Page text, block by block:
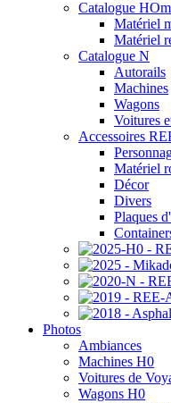
Catalogue
Matériel
Matériel
Catalogue N
Autorails
Machines
Wagons
Voitures
Accessoires
Matériel
Décor
Divers
Plaques
Photos
Ambiances
Machines H0
Voitures de
Wagons H0